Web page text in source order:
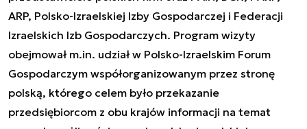
ARP, Polsko-Izraelskiej Izby Gospodarczej i Federacji
Izraelskich Izb Gospodarczych. Program wizyty
obejmował m.in. udział w Polsko-Izraelskim Forum
Gospodarczym współorganizowanym przez stronę
polską, którego celem było przekazanie
przedsiębiorcom z obu krajów informacji na temat